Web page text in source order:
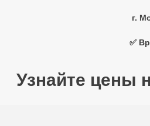
г.
✅
Узнайте цены